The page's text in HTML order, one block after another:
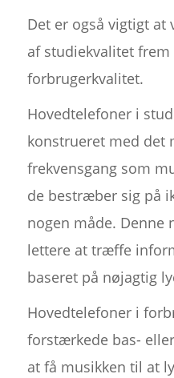
Det er også vigtigt
af studiekvalitet
forbrugerkvalitet.
Hovedtelefoner i
konstrueret med det
frekvensgang som
de bestræber sig på
nogen måde. Denne
lettere at træffe
baseret på nøjagtig
Hovedtelefoner i
forstærkede bas-
at få musikken til at